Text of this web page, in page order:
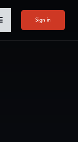
Sign in